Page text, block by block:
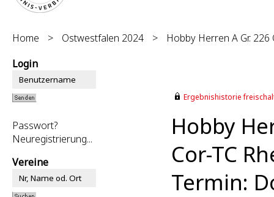
Home > Ostwestfalen 2024 >
Hobby Herren A Gr. 226
Login
Passwort?
Neuregistrierung...
Vereine
Ergebnishistorie
Hobby
Cor-TC
Termin: